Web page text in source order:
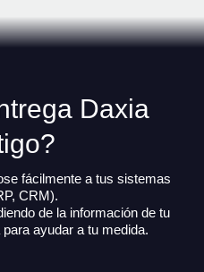
Daxia
fácilmente a tus sistemas
CRM).
de la información de tu
ayudar a tu medida.